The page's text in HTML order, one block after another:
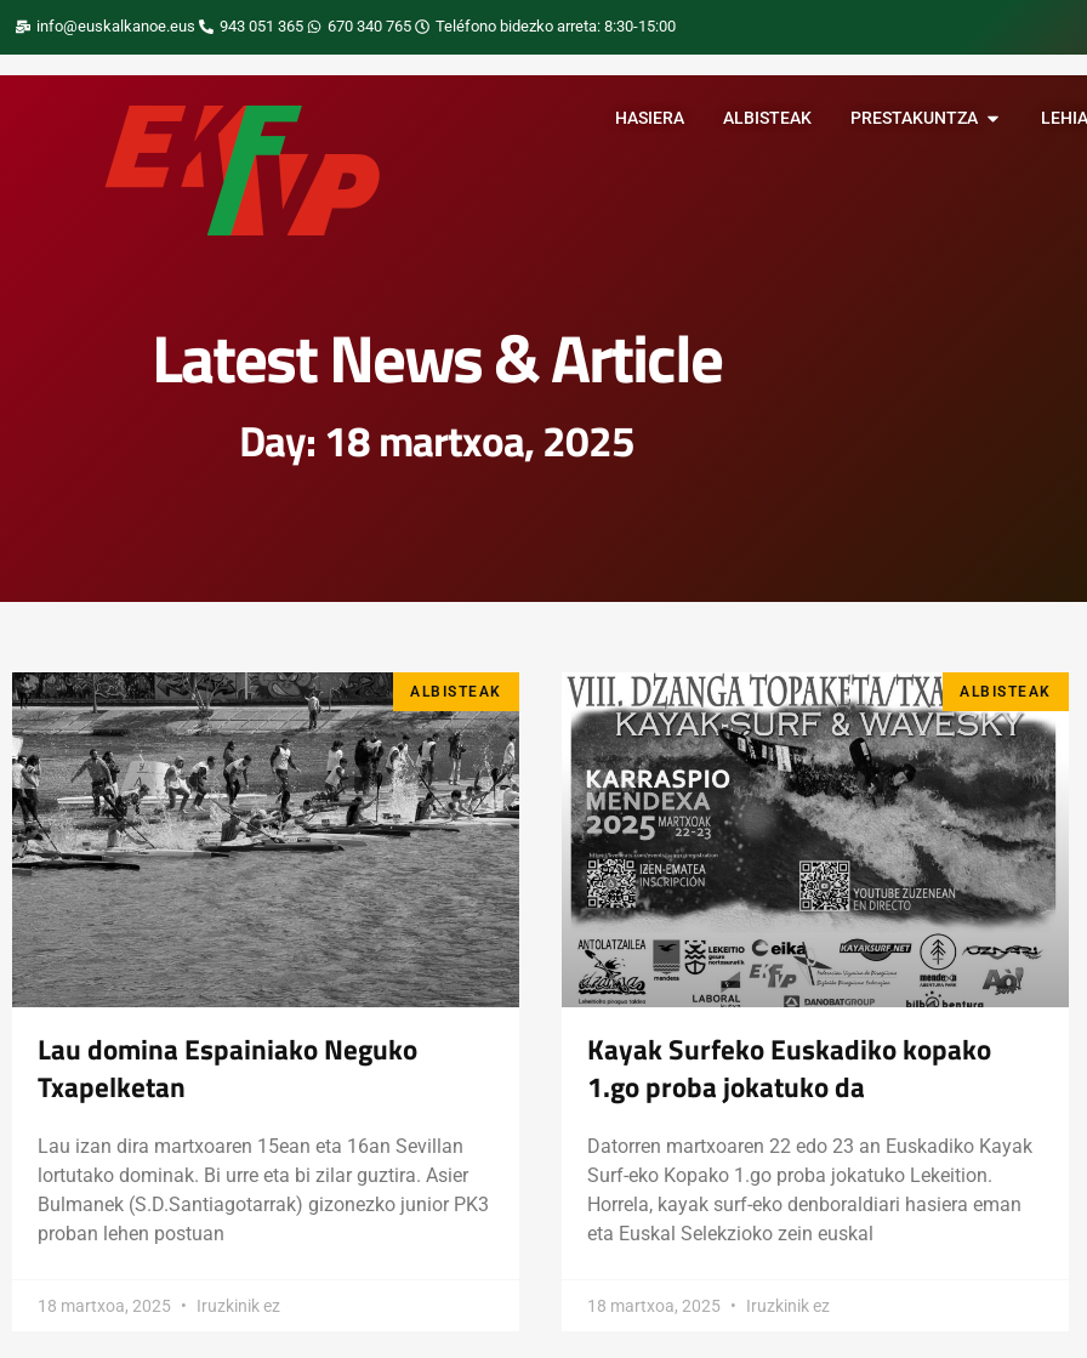
info@euskalkanoe.eus 943 051 365 670 340 765 Teléfono bidezko arreta: 8:30-15:00
HASIERA ALBISTEAK PRESTAKUNTZA
Latest News & Article
Day: 18 martxoa, 2025
ALBISTEAK
Lau domina Espainiako Neguko
Txapelketan
Lau izan dira martxoaren 15ean eta 16an Sevillan
lortutako dominak. Bi urre eta bi zilar guztira. Asier
Bulmanek (S.D.Santiagotarrak) gizonezko junior PK3
proban lehen postuan
18 martxoa, 2025 Iruzkinik ez
ALBISTEAK
Kayak Surfeko Euskadiko kopako
1.go proba jokatuko da
Datorren martxoaren 22 edo 23 an Euskadiko Kayak
Surf-eko Kopako 1.go proba jokatuko Lekeition.
Horrela, kayak surf-eko denboraldiari hasiera eman
eta Euskal Selekzioko zein euskal
18 martxoa, 2025 Iruzkinik ez